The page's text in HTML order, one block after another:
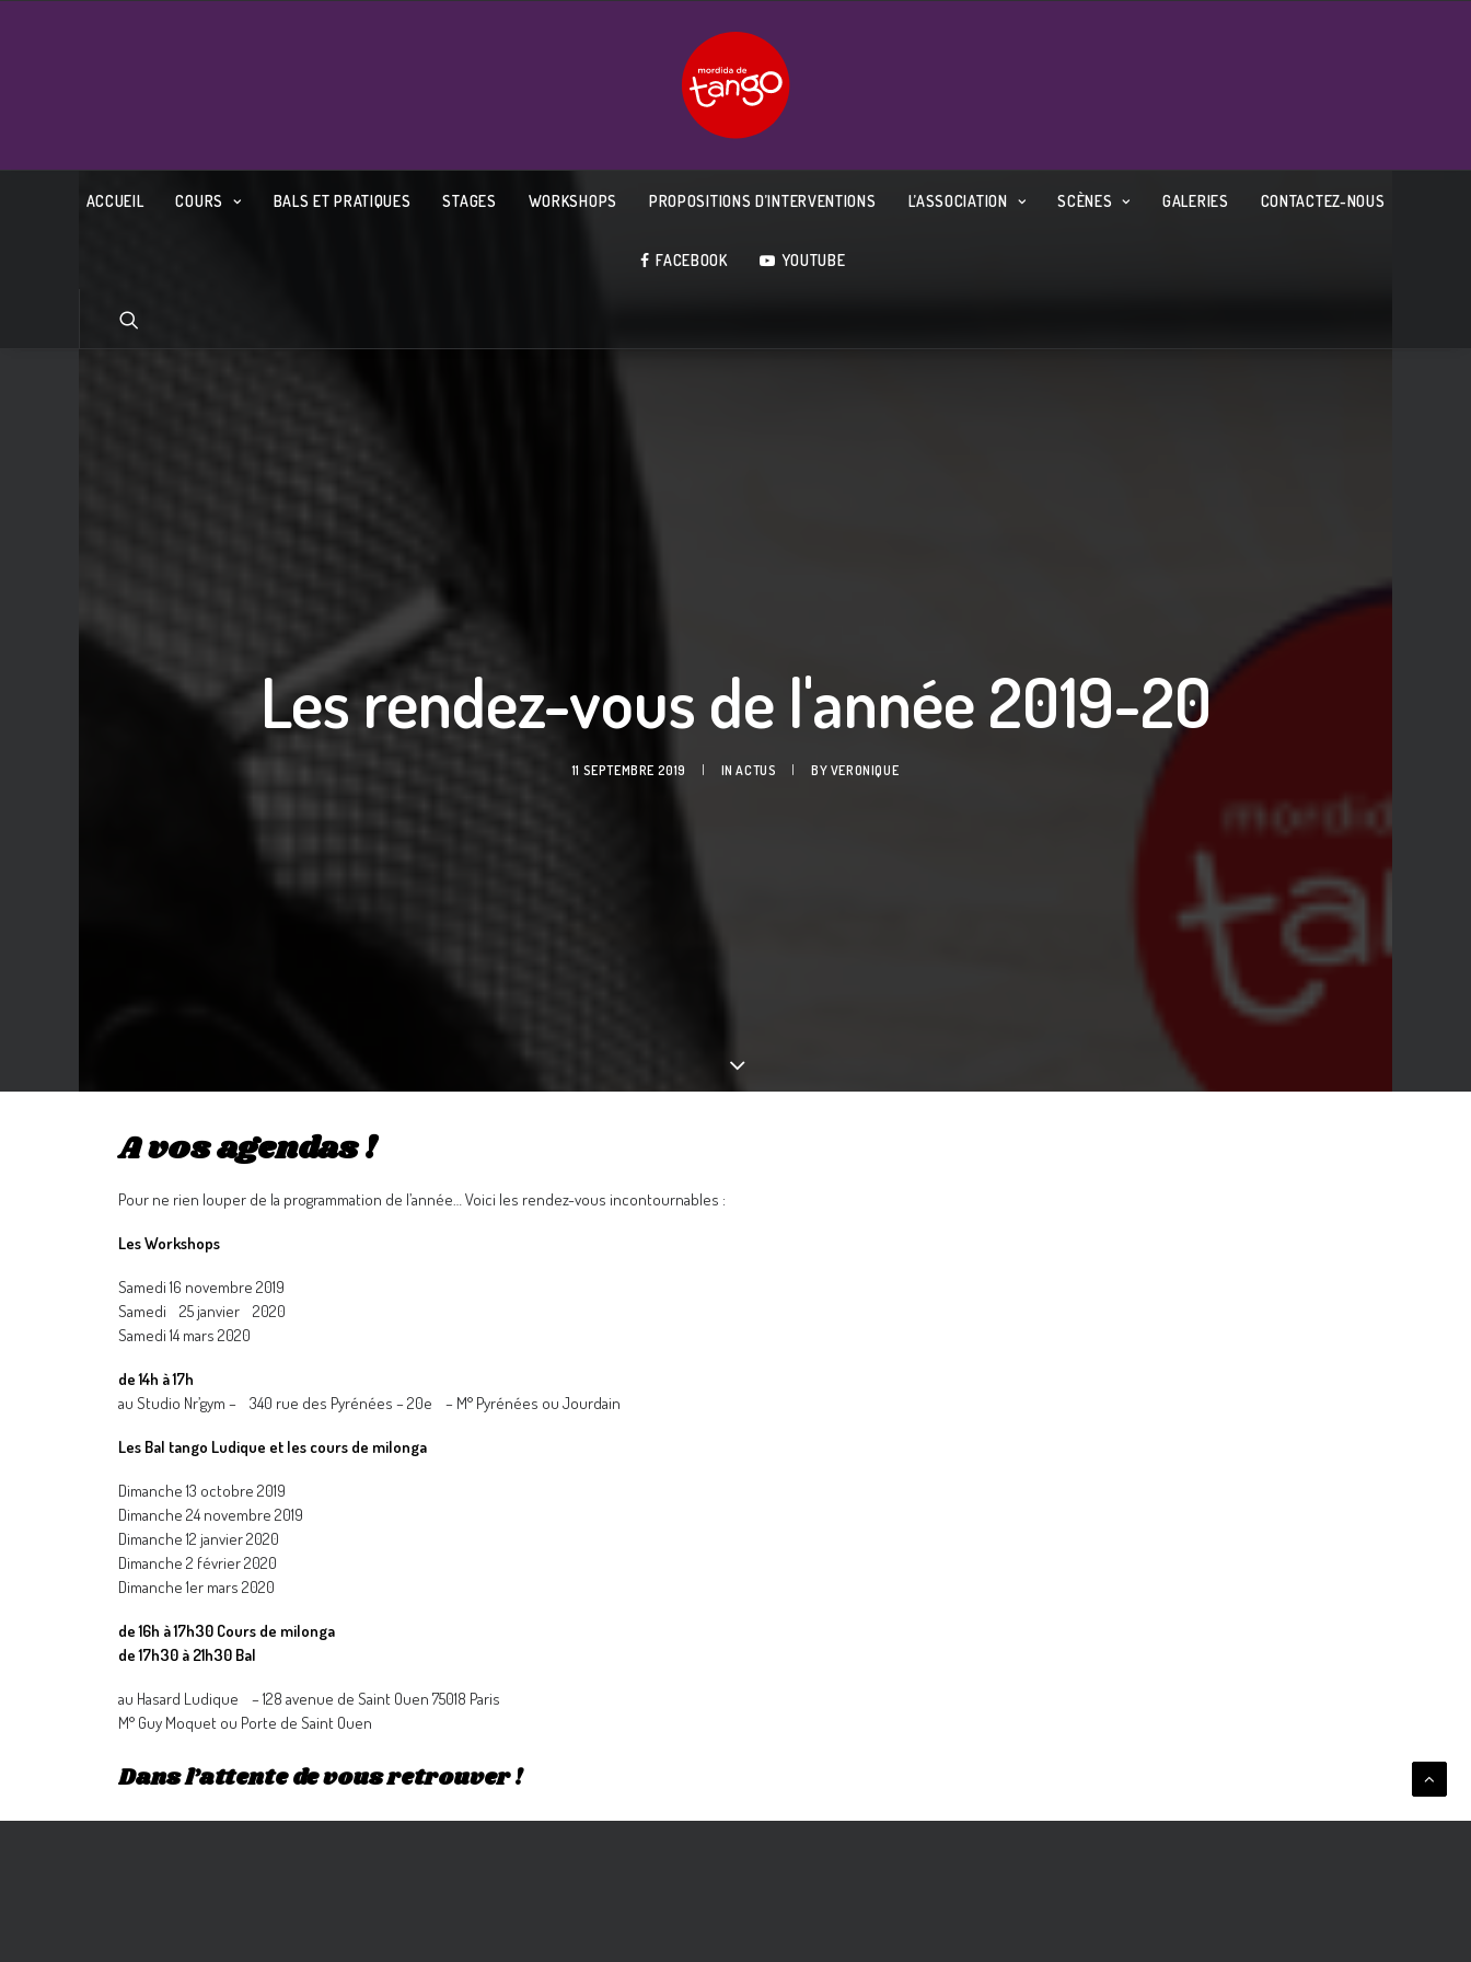
ACCUEIL COURS BALS ET PRATIQUES STAGES WORKSHOPS PROPOSITIONS D’INTERVENTIONS L’ASSOCIATION SCÈNES GALERIES CONTACTEZ-NOUS
FACEBOOK YOUTUBE
Les rendez-vous de l'année 2019-20
11 SEPTEMBRE 2019 INACTUS BY VERONIQUE
A vos agendas !
Pour ne rien louper de la programmation de l’année… Voici les rendez-vous incontournables :
Les Workshops
Samedi 16 novembre 2019
Samedi
25 janvier 2020
Samedi 14 mars 2020
de 14h à 17h
au Studio Nr’gym – 340 rue des Pyrénées – 20e – M° Pyrénées ou Jourdain
Les Bal tango Ludique et les cours de milonga
Dimanche 13 octobre 2019
Dimanche 24 novembre 2019
Dimanche 12 janvier 2020
Dimanche 2 février 2020
Dimanche 1er mars 2020
de 16h à 17h30 Cours de milonga
de 17h30 à 21h30 Bal
au Hasard Ludique – 128 avenue de Saint Ouen 75018 Paris
M° Guy Moquet ou Porte de Saint Ouen
Dans l’attente de vous retrouver !